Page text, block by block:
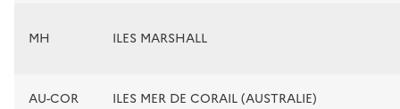
MH ILES MARSHALL
AU-COR ILES MER DE CORAIL (AUSTRALIE)